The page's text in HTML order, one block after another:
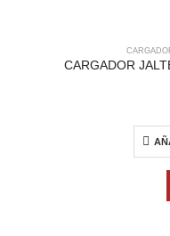
CARGADOR